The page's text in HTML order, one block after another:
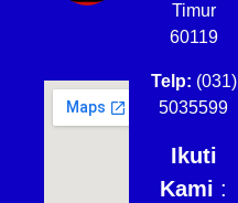
Timur
60119
Telp: (031)
5035599
Ikuti
Kami :